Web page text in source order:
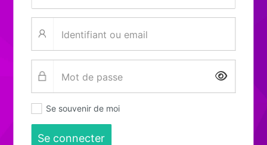
Afficher
Se souvenir de moi
Se connecter